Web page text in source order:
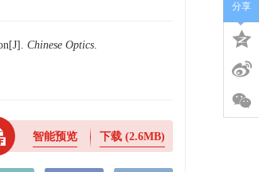
Chinese Optics.
智能预览 下载 (2.6MB)
分享